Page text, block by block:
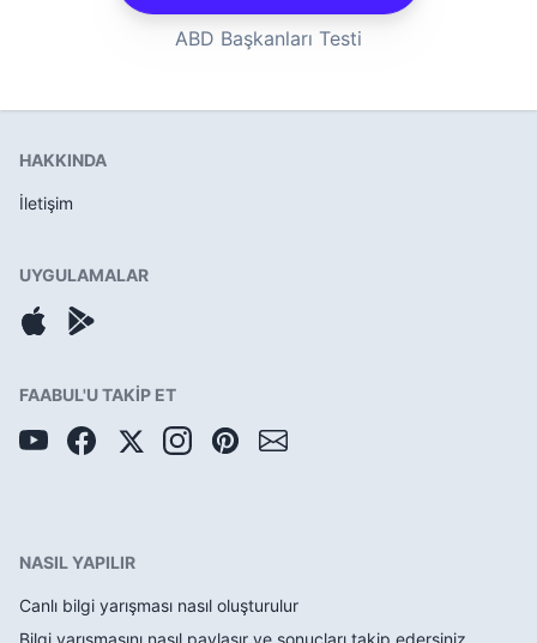
ABD Başkanları Testi
HAKKINDA
İletişim
UYGULAMALAR
FAABUL'U TAKİP ET
NASIL YAPILIR
Canlı bilgi yarışması nasıl oluşturulur
Bilgi yarışmasını nasıl paylaşır ve sonuçları takip edersiniz